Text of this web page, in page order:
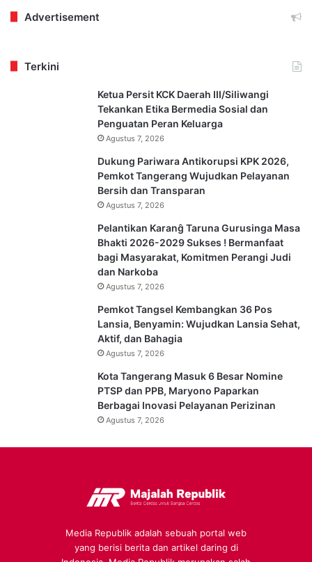
Advertisement
Terkini
Ketua Persit KCK Daerah III/Siliwangi
Tekankan Etika Bermedia Sosial dan
Penguatan Peran Keluarga
Agustus 7, 2026
Dukung Pariwara Antikorupsi KPK 2026,
Pemkot Tangerang Wujudkan Pelayanan
Bersih dan Transparan
Agustus 7, 2026
Pelantikan Karanĝ Taruna Gurusinga Masa
Bhakti 2026-2029 Sukses ! Bermanfaat
bagi Masyarakat, Komitmen Perangi Judi
dan Narkoba
Agustus 7, 2026
Pemkot Tangsel Kembangkan 36 Pos
Lansia, Benyamin: Wujudkan Lansia Sehat,
Aktif, dan Bahagia
Agustus 7, 2026
Kota Tangerang Masuk 6 Besar Nomine
PTSP dan PPB, Maryono Paparkan
Berbagai Inovasi Pelayanan Perizinan
Agustus 7, 2026
Media Republik adalah sebuah portal web
yang berisi berita dan artikel daring di